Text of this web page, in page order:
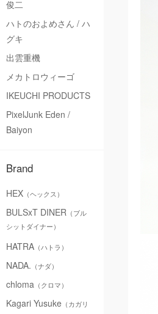
俊二
ハトのおよめさん / ハ
グキ
出雲重機
メカトロウィーゴ
IKEUCHI PRODUCTS
PixelJunk Eden /
Baiyon
Brand
HEX （ヘックス）
BULSxT DINER （ブル
シットダイナー）
HATRA （ハトラ）
NADA. （ナダ）
chloma （クロマ）
Kagari Yusuke （カガリ